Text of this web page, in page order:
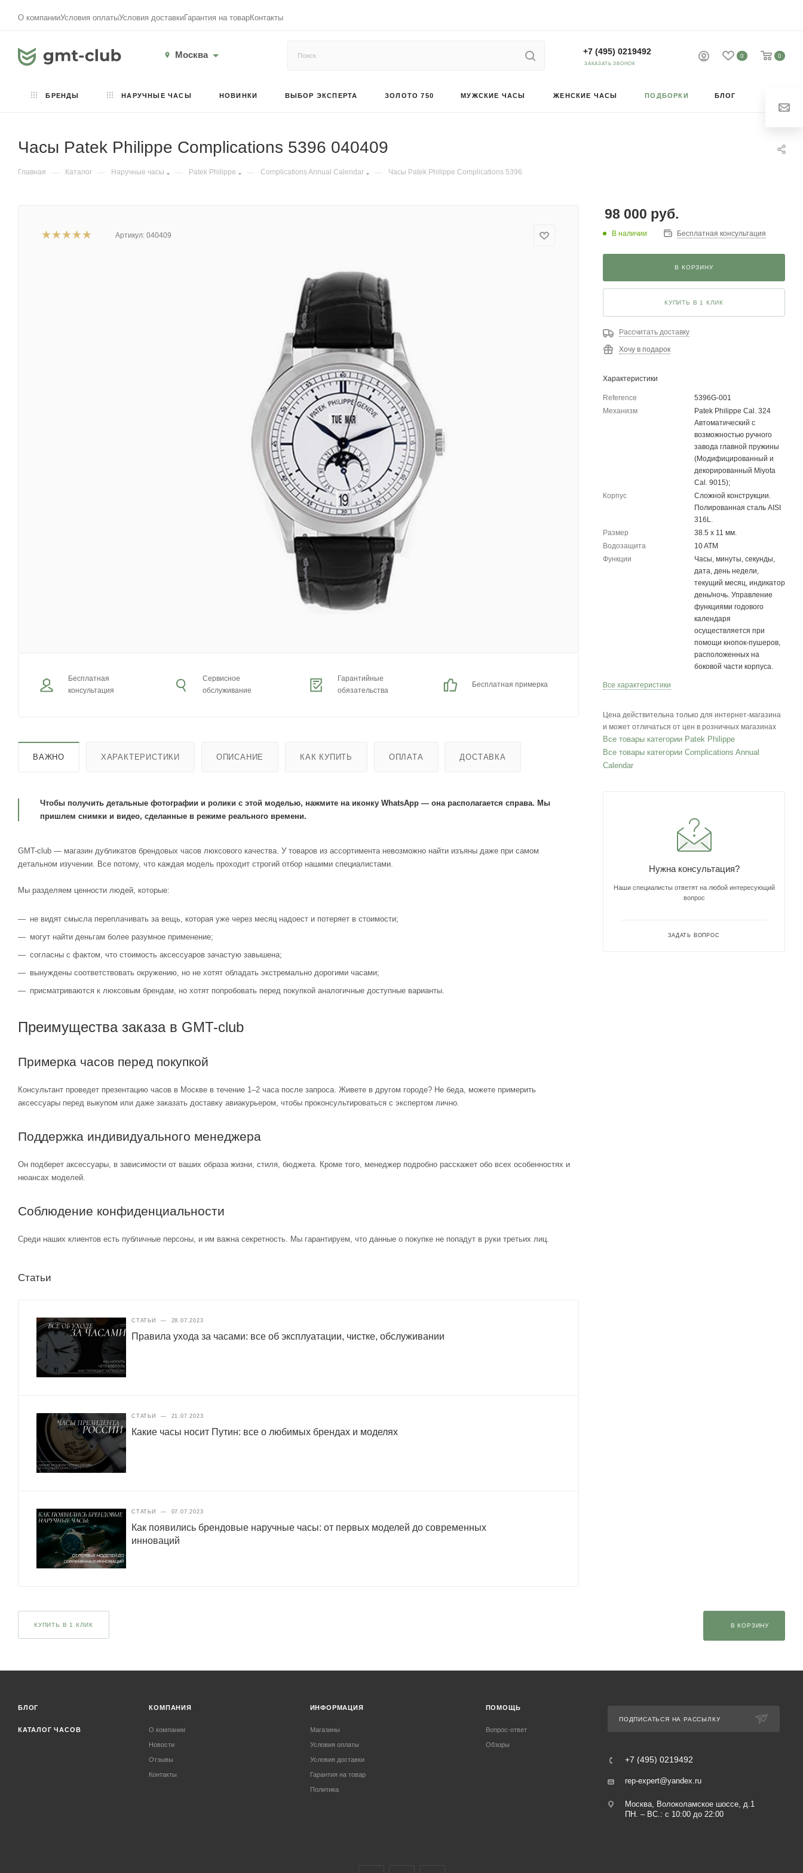
О компанииУсловия оплатыУсловия доставкиГарантия на товарКонтакты
Москва 0 0
+7 (495) 0219492
ЗАКАЗАТЬ ЗВОНОК
БРЕНДЫ НАРУЧНЫЕ ЧАСЫ НОВИНКИ ВЫБОР ЭКСПЕРТА ЗОЛОТО 750 МУЖСКИЕ ЧАСЫ ЖЕНСКИЕ ЧАСЫ ПОДБОРКИ БЛОГ
Часы Patek Philippe Complications 5396 040409
Главная — Каталог — Наручные часы — Patek Philippe — Complications Annual Calendar — Часы Patek Philippe Complications 5396
Артикул: 040409
Бесплатная
консультация
Сервисное
обслуживание
Гарантийные
обязательства
Бесплатная примерка
ВАЖНО ХАРАКТЕРИСТИКИ ОПИСАНИЕ КАК КУПИТЬ ОПЛАТА ДОСТАВКА
Чтобы получить детальные фотографии и ролики с этой моделью, нажмите на иконку WhatsApp — она располагается справа. Мы
пришлем снимки и видео, сделанные в режиме реального времени.
GMT-club — магазин дубликатов брендовых часов люксового качества. У товаров из ассортимента невозможно найти изъяны даже при самом
детальном изучении. Все потому, что каждая модель проходит строгий отбор нашими специалистами.
Мы разделяем ценности людей, которые:
не видят смысла переплачивать за вещь, которая уже через месяц надоест и потеряет в стоимости;
могут найти деньгам более разумное применение;
согласны с фактом, что стоимость аксессуаров зачастую завышена;
вынуждены соответствовать окружению, но не хотят обладать экстремально дорогими часами;
присматриваются к люксовым брендам, но хотят попробовать перед покупкой аналогичные доступные варианты.
Преимущества заказа в GMT-club
Примерка часов перед покупкой
Консультант проведет презентацию часов в Москве в течение 1–2 часа после запроса. Живете в другом городе? Не беда, можете примерить
аксессуары перед выкупом или даже заказать доставку авиакурьером, чтобы проконсультироваться с экспертом лично.
Поддержка индивидуального менеджера
Он подберет аксессуары, в зависимости от ваших образа жизни, стиля, бюджета. Кроме того, менеджер подробно расскажет обо всех особенностях и
нюансах моделей.
Соблюдение конфиденциальности
Среди наших клиентов есть публичные персоны, и им важна секретность. Мы гарантируем, что данные о покупке не попадут в руки третьих лиц.
Статьи
СТАТЬИ — 28.07.2023
Правила ухода за часами: все об эксплуатации, чистке, обслуживании
СТАТЬИ — 21.07.2023
Какие часы носит Путин: все о любимых брендах и моделях
СТАТЬИ — 07.07.2023
Как появились брендовые наручные часы: от первых моделей до современных
инноваций
98 000 руб.
В наличии Бесплатная консультация
В КОРЗИНУ
КУПИТЬ В 1 КЛИК
Рассчитать доставку
Хочу в подарок
Характеристики
Reference
5396G-001
Механизм
Patek Philippe Cal. 324
Автоматический с
возможностью ручного
завода главной пружины
(Модифицированный и
декорированный Miyota
Cal. 9015);
Корпус
Сложной конструкции.
Полированная сталь AISI
316L.
Размер
38.5 х 11 мм.
Водозащита
10 ATM
Функции
Часы, минуты, секунды,
дата, день недели,
текущий месяц, индикатор
день/ночь. Управление
функциями годового
календаря
осуществляется при
помощи кнопок-пушеров,
расположенных на
боковой части корпуса.
Все характеристики
Цена действительна только для интернет-магазина
и может отличаться от цен в розничных магазинах
Все товары категории Patek Philippe
Все товары категории Complications Annual
Calendar
Нужна консультация?
Наши специалисты ответят на любой интересующий
вопрос
ЗАДАТЬ ВОПРОС
КУПИТЬ В 1 КЛИК В КОРЗИНУ
БЛОГ
КАТАЛОГ ЧАСОВ
КОМПАНИЯ
О компании
Новости
Отзывы
Контакты
ИНФОРМАЦИЯ
Магазины
Условия оплаты
Условия доставки
Гарантия на товар
Политика
ПОМОЩЬ
Вопрос-ответ
Обзоры
ПОДПИСАТЬСЯ НА РАССЫЛКУ
+7 (495) 0219492
rep-expert@yandex.ru
Москва, Волоколамское шоссе, д.1
ПН. – ВС.: с 10:00 до 22:00